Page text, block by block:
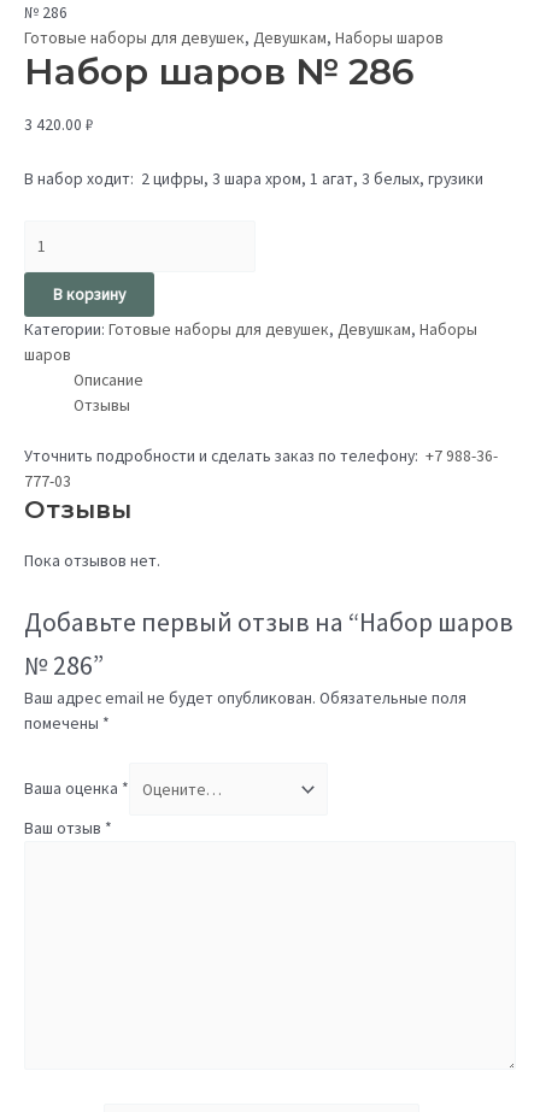
№ 286
Готовые наборы для девушек, Девушкам, Наборы шаров
Набор шаров № 286
3 420.00 ₽
В набор ходит: 2 цифры, 3 шара хром, 1 агат, 3 белых, грузики
В корзину
Категории: Готовые наборы для девушек, Девушкам, Наборы
шаров
Описание
Отзывы
Уточнить подробности и сделать заказ по телефону: +7 988-36-
777-03
Отзывы
Пока отзывов нет.
Добавьте первый отзыв на “Набор шаров
№ 286”
Ваш адрес email не будет опубликован. Обязательные поля
помечены *
Ваша оценка *
Ваш отзыв *